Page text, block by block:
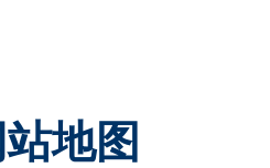
站地图